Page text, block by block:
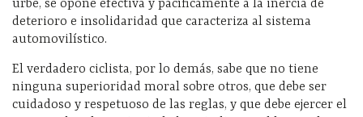
urbe, se opone efectiva y pacíficamente a la inercia de
deterioro e insolidaridad que caracteriza al sistema
automovilístico.
El verdadero ciclista, por lo demás, sabe que no tiene
ninguna superioridad moral sobre otros, que debe ser
cuidadoso y respetuoso de las reglas, y que debe ejercer el